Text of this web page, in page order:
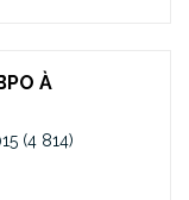
À
(4 814)